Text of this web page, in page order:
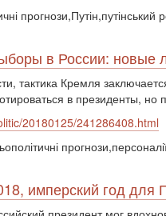
прогнози,Путін,путінський
в России: новые
тактика Кремля
в президенты, но
20180125/241286408.html
имперский год для